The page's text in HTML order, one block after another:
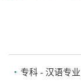
专科 - 汉语专业